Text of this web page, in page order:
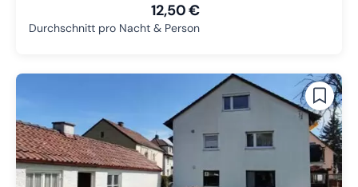
12,50 €
Durchschnitt pro Nacht & Person